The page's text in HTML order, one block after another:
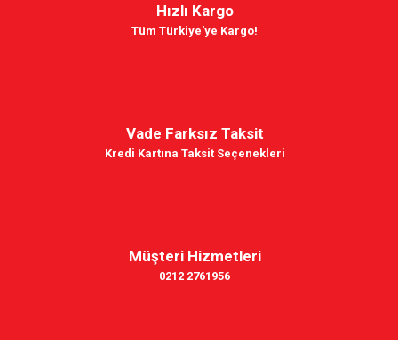
Hızlı Kargo
Tüm Türkiye'ye Kargo!
Vade Farksız Taksit
Kredi Kartına Taksit Seçenekleri
Müşteri Hizmetleri
0212 2761956